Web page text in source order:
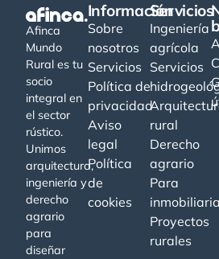
Afinca
Mundo
Rural es tu
socio
integral en
el sector
rústico.
Unimos
arquitectura,
ingeniería y
derecho
agrario
para
diseñar
Información
Sobre
nosotros
Servicios
Política de
privacidad
Aviso
legal
Política
de
cookies
Servicios
Ingeniería
agrícola
Servicios
rural
Derecho
agrario
Para
Proyectos
rurales